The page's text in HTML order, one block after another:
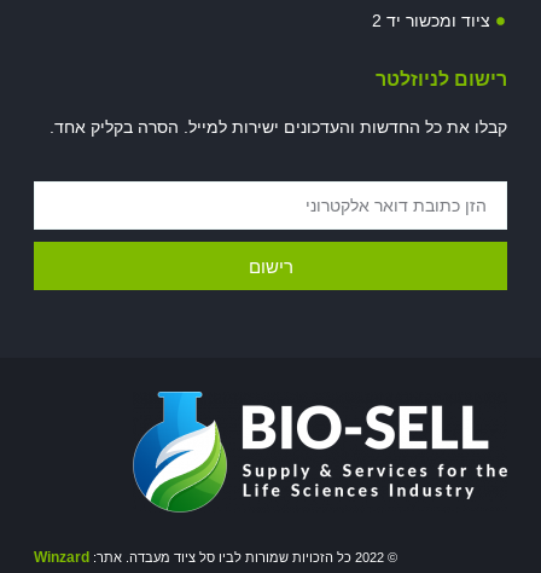
ציוד ומכשור יד 2
רישום לניוזלטר
קבלו את כל החדשות והעדכונים ישירות למייל. הסרה בקליק אחד.
רישום
© 2022 כל הזכויות שמורות לביו סל ציוד מעבדה. אתר: Winzard